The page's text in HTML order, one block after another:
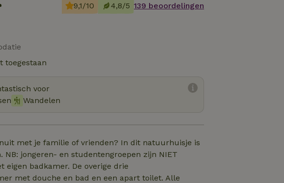
toegestaan
9,1/10 4,8/5 139 beoordelingen
voor
Wandelen
met je familie of vrienden? In dit natuurhuisje is
jongeren- en studentengroepen zijn NIET
badkamer. De overige drie
met douche en bad en een apart toilet. Alle